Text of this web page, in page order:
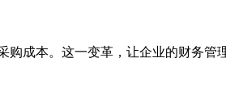
成本。这一变革，让企业的财务管